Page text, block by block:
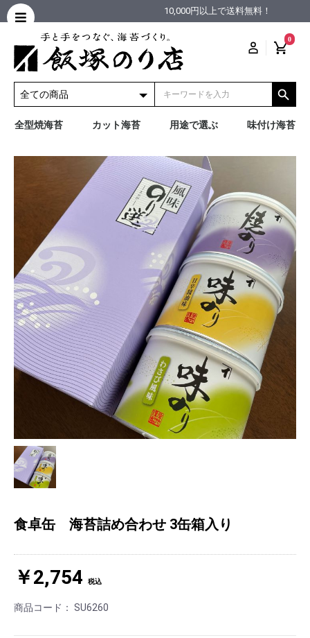
10,000円以上で送料無料！
0
全型焼海苔 カット海苔 用途で選ぶ 味付け海苔
食卓缶 海苔詰め合わせ 3缶箱入り
￥2,754 税込
商品コード： SU6260